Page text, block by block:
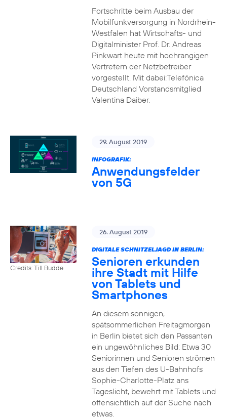
Fortschritte beim Ausbau der
Mobilfunkversorgung in Nordrhein-
Westfalen hat Wirtschafts- und
Digitalminister Prof. Dr. Andreas
Pinkwart heute mit hochrangigen
Vertretern der Netzbetreiber
vorgestellt. Mit dabei:Telefónica
Deutschland Vorstandsmitglied
Valentina Daiber.
29. August 2019
INFOGRAFIK:
Anwendungsfelder
von 5G
Credits: Till Budde
26. August 2019
DIGITALE SCHNITZELJAGD IN BERLIN:
Senioren erkunden
ihre Stadt mit Hilfe
von Tablets und
Smartphones
An diesem sonnigen,
spätsommerlichen Freitagmorgen
in Berlin bietet sich den Passanten
ein ungewöhnliches Bild: Etwa 30
Seniorinnen und Senioren strömen
aus den Tiefen des U-Bahnhofs
Sophie-Charlotte-Platz ans
Tageslicht, bewehrt mit Tablets und
offensichtlich auf der Suche nach
etwas.